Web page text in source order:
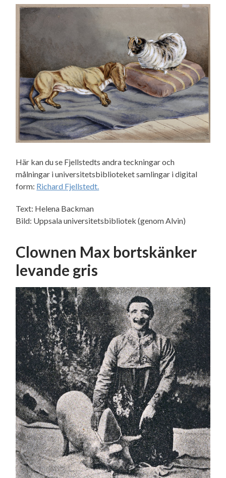
Här kan du se Fjellstedts andra teckningar och
målningar i universitetsbiblioteket samlingar i digital
form: Richard Fjellstedt.
Text: Helena Backman
Bild: Uppsala universitetsbibliotek (genom Alvin)
Clownen Max bortskänker
levande gris